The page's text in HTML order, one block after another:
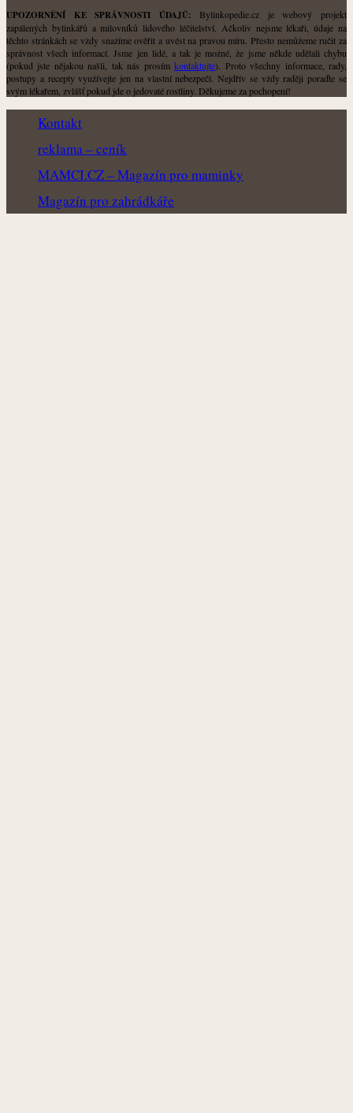
UPOZORNĚNÍ KE SPRÁVNOSTI ÚDAJŮ: Bylinkopedie.cz je webový projekt
zapálených bylinkářů a milovníků lidového léčitelství. Ačkoliv nejsme lékaři, údaje na
těchto stránkách se vždy snažíme ověřit a uvést na pravou míru. Přesto nemůžeme ručit za
správnost všech informací. Jsme jen lidé, a tak je možné, že jsme někde udělali chybu
(pokud jste nějakou našli, tak nás prosímkontaktujte). Proto všechny informace, rady,
postupy a recepty využívejte jen na vlastní nebezpečí. Nejdřív se vždy raději poraďte se
svým lékařem, zvlášť pokud jde o jedovaté rostliny. Děkujeme za pochopení!
Kontakt
reklama – ceník
MAMCI.CZ – Magazín pro maminky
Magazín pro zahrádkáře